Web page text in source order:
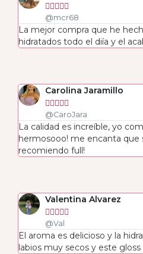
    
@mcr68
La mejor compra que he
hidratados todo el diía y el
Carolina Jaramillo
    
@CaroJara
La calidad es increíble, yo
hermosooo! me encanta que
recomiendo full!
Valentina Alvarez
    
@Val
El aroma es delicioso y la
labios muy secos y este